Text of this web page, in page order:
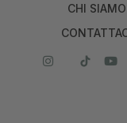
CHI SIAMO